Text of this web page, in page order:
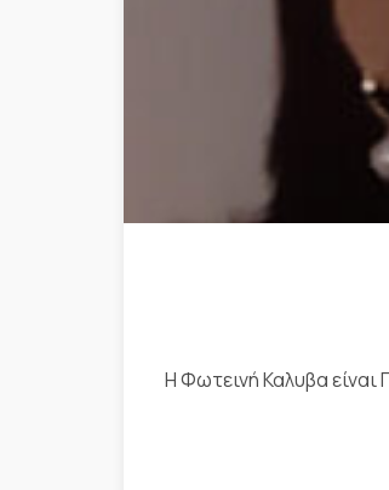
Η Φωτεινή Καλυβα